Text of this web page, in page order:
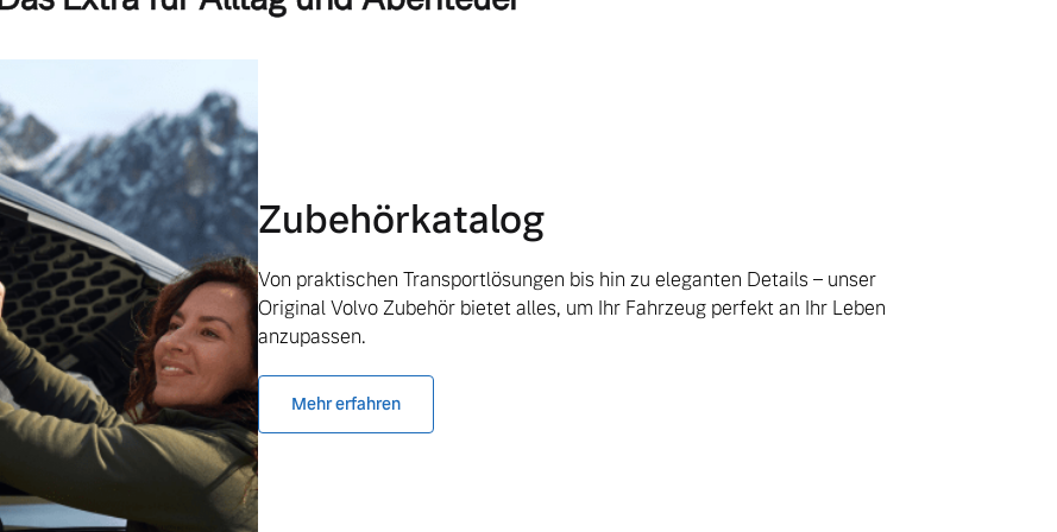
Zubehörkatalog
Von praktischen Transportlösungen bis hin zu eleganten Details – unser
Original Volvo Zubehör bietet alles, um Ihr Fahrzeug perfekt an Ihr Leben
anzupassen.
Mehr erfahren